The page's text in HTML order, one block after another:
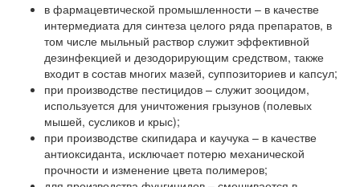
в фармацевтической промышленности – в качестве
интермедиата для синтеза целого ряда препаратов, в
том числе мыльный раствор служит эффективной
дезинфекцией и дезодорирующим средством, также
входит в состав многих мазей, суппозиториев и капсул;
при производстве пестицидов – служит зооцидом,
используется для уничтожения грызунов (полевых
мышей, сусликов и крыс);
при производстве скипидара и каучука – в качестве
антиоксиданта, исключает потерю механической
прочности и изменение цвета полимеров;